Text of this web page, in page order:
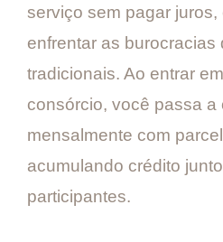
serviço sem pagar juros,
enfrentar as burocracias
tradicionais. Ao entrar
consórcio, você passa a
mensalmente com
acumulando crédito
participantes.